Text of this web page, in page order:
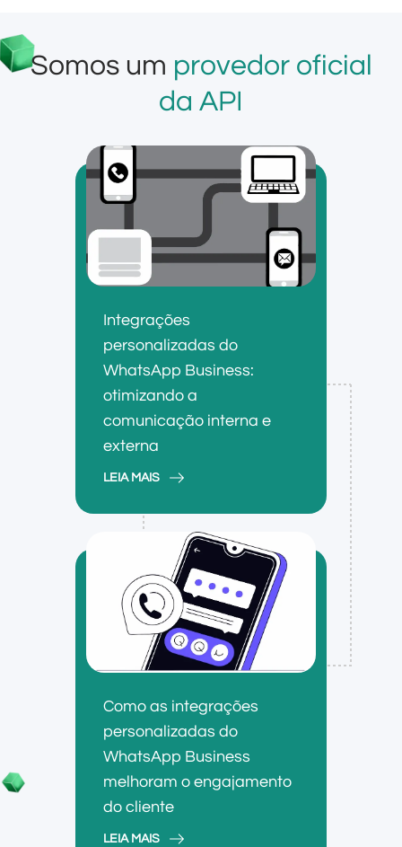
Somos um provedor oficial
da API
Integrações
personalizadas do
WhatsApp Business:
otimizando a
comunicação interna e
externa
LEIA MAIS
Como as integrações
personalizadas do
WhatsApp Business
melhoram o engajamento
do cliente
LEIA MAIS